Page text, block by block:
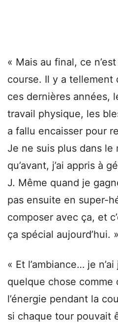
« Mais au final, ce
course. Il y a tellement
ces dernières années,
travail physique, les
a fallu encaisser pour
Je ne suis plus dans le
qu’avant, j’ai appris à
J. Même quand je
pas ensuite en super-
composer avec ça, et
ça spécial aujourd’hui. »
« Et l’ambiance… je
quelque chose comme
l’énergie pendant la
si chaque tour pouvait